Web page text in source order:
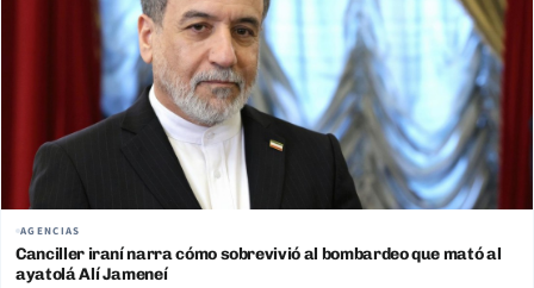
AGENCIAS
Canciller iraní narra cómo sobrevivió al bombardeo que mató al
ayatolá Alí Jameneí